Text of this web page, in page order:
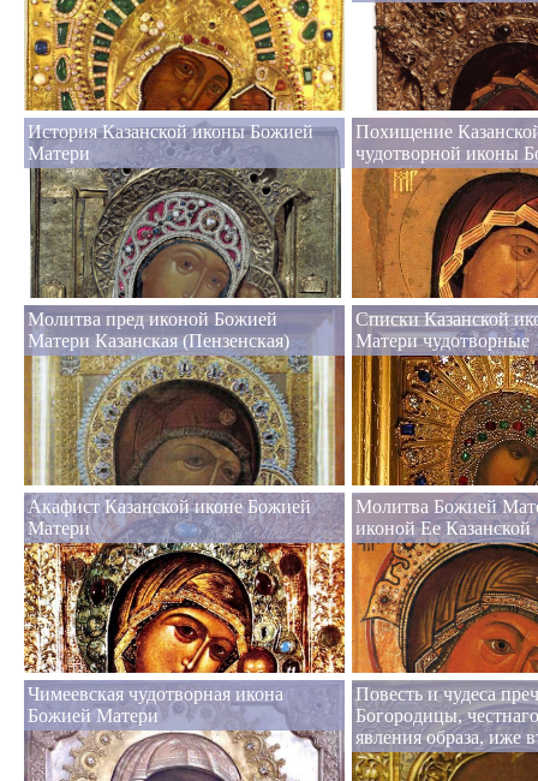
История Казанской иконы Божией
Матери
Похищение
чудотворной иконы
Молитва пред иконой Божией
Матери Казанская (Пензенская)
Списки Казанской
Матери чудотворные
Акафист Казанской иконе Божией
Матери
Молитва Божией
иконой Ее Казанской
Чимеевская чудотворная икона
Божией Матери
Повесть и чудеса
Богородицы,
явления образа, иже